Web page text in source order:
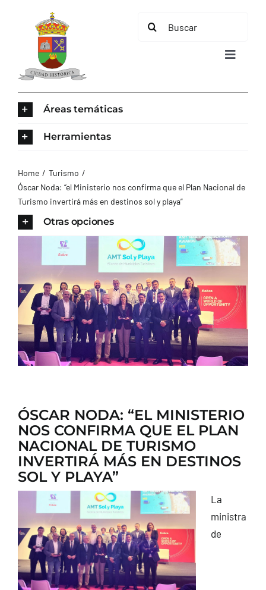
contenido
Buscar:
Toggle
AYUNTAMIENTO
CONTACTO
Áreas temáticas
Herramientas
Home
Turismo
Óscar Noda: “el Ministerio nos confirma que el Plan Nacional de
Turismo invertirá más en destinos sol y playa”
Otras opciones
ÓSCAR NODA: “EL MINISTERIO
NOS CONFIRMA QUE EL PLAN
NACIONAL DE TURISMO
INVERTIRÁ MÁS EN DESTINOS
SOL Y PLAYA”
La
ministra
de